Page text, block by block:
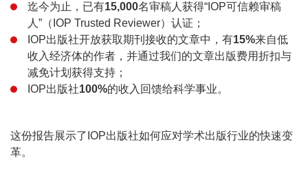
迄今为止，已有15,000名审稿人获得“IOP可信赖审稿
人”（IOP Trusted Reviewer）认证；
IOP出版社开放获取期刊接收的文章中，有15%来自低
收入经济体的作者，并通过我们的文章出版费用折扣与
减免计划获得支持；
IOP出版社100%的收入回馈给科学事业。
这份报告展示了IOP出版社如何应对学术出版行业的快速变
革。